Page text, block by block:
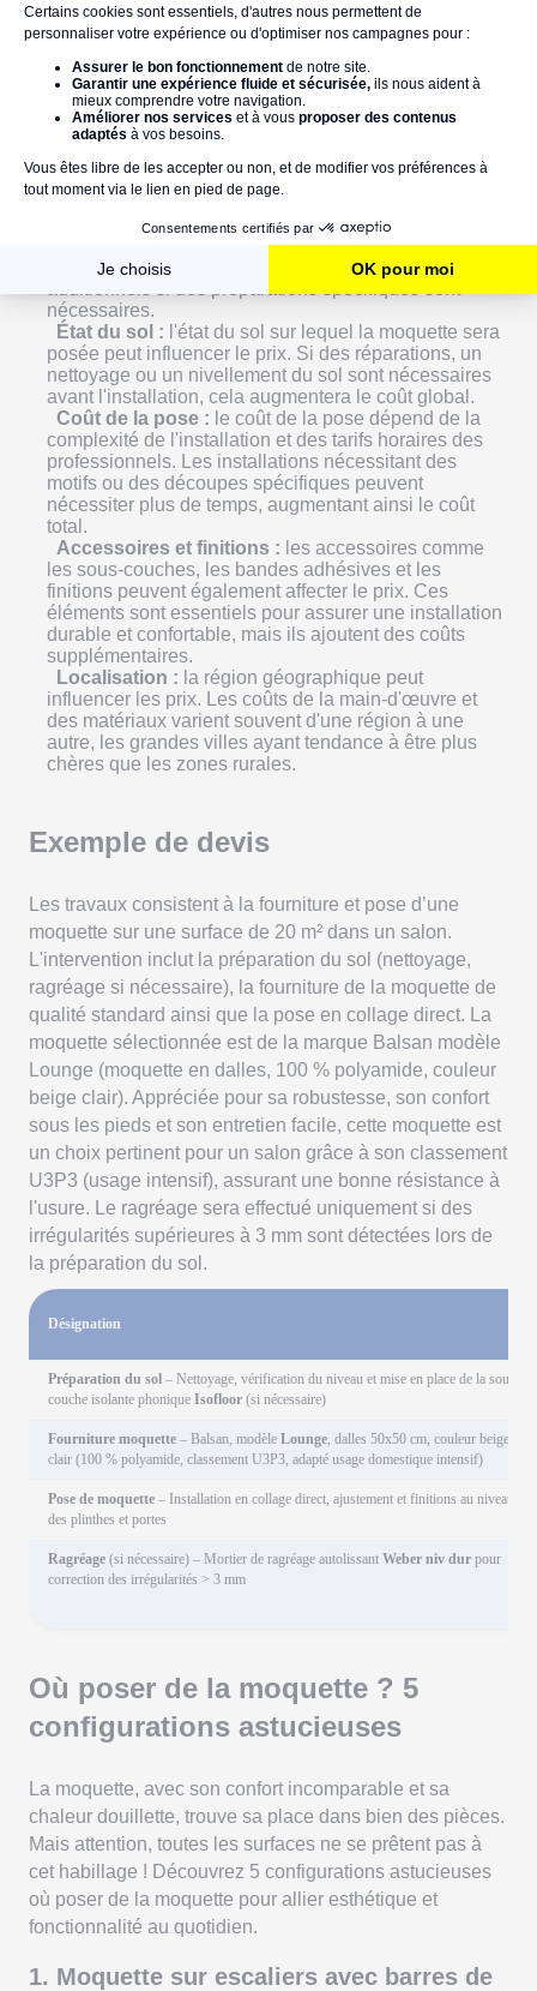
abordables, tandis que les moquettes en laine, qui
offrent une meilleure qualité et durabilité, se situent
Qualité de la moquette :la qualité de la moquette
est un facteur clé. Les moquettes d'entrée de gamme
sont moins chères, mais peuvent s'user plus
rapidement. Les moquettes haut de gamme, bien
qu'elles coûtent plus cher, offrent une longévité et un
confort supérieurs.
Surface à couvrir :
la taille de la surface à recouvrir
a également un impact sur le coût total. Plus la
superficie est grande, plus le prix par mètre carré peut
diminuer, mais cela peut aussi entraîner des coûts
nécessaires.
État du sol : l'état du sol sur lequel la moquette sera
posée peut influencer le prix. Si des réparations, un
nettoyage ou un nivellement du sol sont nécessaires
avant l'installation, cela augmentera le coût global.
Coût de la pose : le coût de la pose dépend de la
complexité de l'installation et des tarifs horaires des
professionnels. Les installations nécessitant des
motifs ou des découpes spécifiques peuvent
nécessiter plus de temps, augmentant ainsi le coût
total.
Accessoires et finitions : les accessoires comme
les sous-couches, les bandes adhésives et les
finitions peuvent également affecter le prix. Ces
éléments sont essentiels pour assurer une installation
durable et confortable, mais ils ajoutent des coûts
supplémentaires.
Localisation : la région géographique peut
influencer les prix. Les coûts de la main-d'œuvre et
des matériaux varient souvent d'une région à une
autre, les grandes villes ayant tendance à être plus
chères que les zones rurales.
Exemple de devis
Les travaux consistent à la fourniture et pose d’une
moquette sur une surface de 20 m² dans un salon.
L'intervention inclut la préparation du sol (nettoyage,
ragréage si nécessaire), la fourniture de la moquette de
qualité standard ainsi que la pose en collage direct. La
moquette sélectionnée est de la marque Balsan modèle
Lounge (moquette en dalles, 100 % polyamide, couleur
beige clair). Appréciée pour sa robustesse, son confort
sous les pieds et son entretien facile, cette moquette est
un choix pertinent pour un salon grâce à son classement
U3P3 (usage intensif), assurant une bonne résistance à
l'usure. Le ragréage sera effectué uniquement si des
irrégularités supérieures à 3 mm sont détectées lors de
la préparation du sol.
Désignation
Préparation du sol – Nettoyage, vérification du niveau et mise en place de la sous-
couche isolante phonique Isofloor (si nécessaire)
Fourniture moquette – Balsan, modèle Lounge, dalles 50x50 cm, couleur beige
clair (100 % polyamide, classement U3P3, adapté usage domestique intensif)
Pose de moquette – Installation en collage direct, ajustement et finitions au niveau
des plinthes et portes
Ragréage (si nécessaire) – Mortier de ragréage autolissant Weber niv dur pour
correction des irrégularités > 3 mm
Où poser de la moquette ? 5
configurations astucieuses
La moquette, avec son confort incomparable et sa
chaleur douillette, trouve sa place dans bien des pièces.
Mais attention, toutes les surfaces ne se prêtent pas à
cet habillage ! Découvrez 5 configurations astucieuses
où poser de la moquette pour allier esthétique et
fonctionnalité au quotidien.
1. Moquette sur escaliers avec barres de